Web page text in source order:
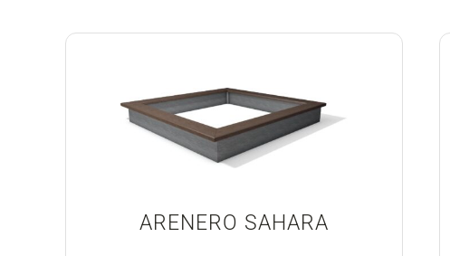
ARENERO SAHARA